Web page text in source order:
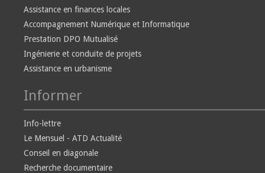
Assistance en finances locales
Accompagnement Numérique et Informatique
Prestation DPO Mutualisé
Ingénierie et conduite de projets
Assistance en urbanisme
Informer
Info-lettre
Le Mensuel - ATD Actualité
Conseil en diagonale
Recherche documentaire